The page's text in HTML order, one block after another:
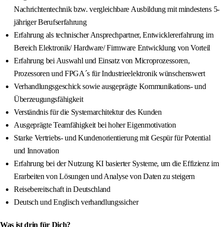
Nachrichtentechnik bzw. vergleichbare Ausbildung mit mindestens 5-
jähriger Berufserfahrung
Erfahrung als technischer Ansprechpartner, Entwicklererfahrung im
Bereich Elektronik/ Hardware/ Firmware Entwicklung von Vorteil
Erfahrung bei Auswahl und Einsatz von Microprozessoren,
Prozessoren und FPGA´s für Industrieelektronik wünschenswert
Verhandlungsgeschick sowie ausgeprägte Kommunikations- und
Überzeugungsfähigkeit
Verständnis für die Systemarchitektur des Kunden
Ausgeprägte Teamfähigkeit bei hoher Eigenmotivation
Starke Vertriebs- und Kundenorientierung mit Gespür für Potential
und Innovation
Erfahrung bei der Nutzung KI basierter Systeme, um die Effizienz im
Erarbeiten von Lösungen und Analyse von Daten zu steigern
Reisebereitschaft in Deutschland
Deutsch und Englisch verhandlungssicher
Was ist drin für Dich?